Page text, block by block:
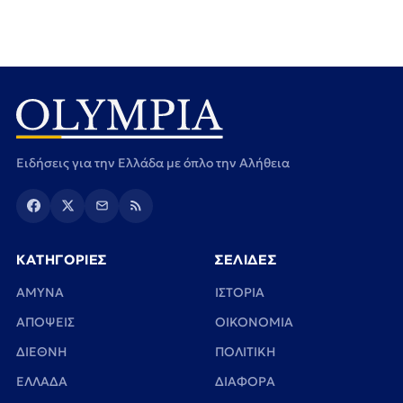
Ειδήσεις για την Ελλάδα με όπλο την Αλήθεια
ΚΑΤΗΓΟΡΙΕΣ
ΑΜΥΝΑ
ΑΠΟΨΕΙΣ
ΔΙΕΘΝΗ
ΕΛΛΑΔΑ
ΣΕΛΙΔΕΣ
ΙΣΤΟΡΙΑ
ΟΙΚΟΝΟΜΙΑ
ΠΟΛΙΤΙΚΗ
ΔΙΑΦΟΡΑ